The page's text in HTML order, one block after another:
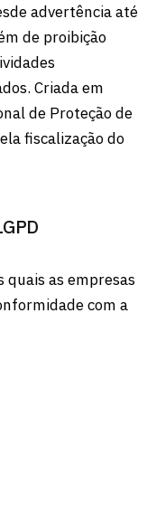
advertência até
de proibição
Criada em
de Proteção de
fiscalização do
quais as empresas
com a